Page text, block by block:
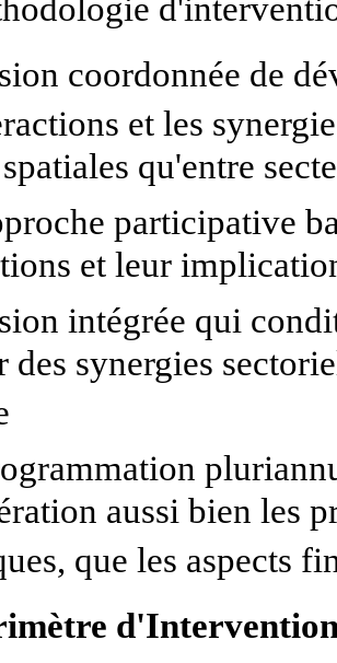
coordonnée de
et les
qu'entre
participative
et leur
intégrée qui
synergies
aussi bien les
que les aspects